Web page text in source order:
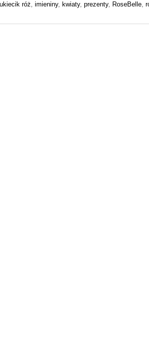
róż, imieniny, kwiaty, prezenty, RoseBelle,